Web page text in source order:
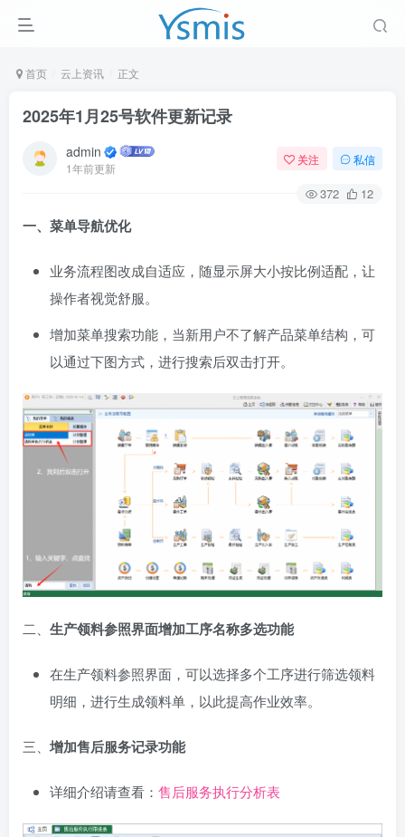
首页 云上资讯 正文
2025年1月25号软件更新记录
admin
1年前更新
关注 私信
372 12
一、菜单导航优化
业务流程图改成自适应，随显示屏大小按比例适配，让
操作者视觉舒服。
增加菜单搜索功能，当新用户不了解产品菜单结构，可
以通过下图方式，进行搜索后双击打开。
二、 生产领料参照界面增加工序名称多选功能
在生产领料参照界面，可以选择多个工序进行筛选领料
明细，进行生成领料单，以此提高作业效率。
三、 增加售后服务记录功能
详细介绍请查看： 售后服务执行分析表